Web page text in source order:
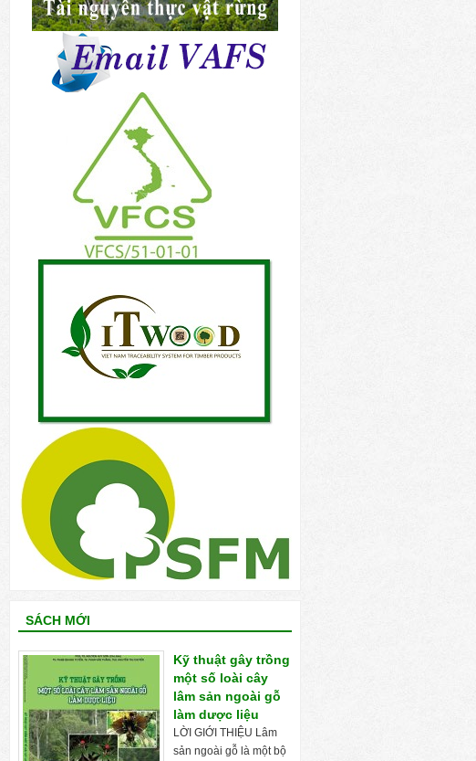
SÁCH MỚI
Kỹ thuật gây trồng
một số loài cây
lâm sản ngoài gỗ
làm dược liệu
LỜI GIỚI THIỆU Lâm
sản ngoài gỗ là một bộ